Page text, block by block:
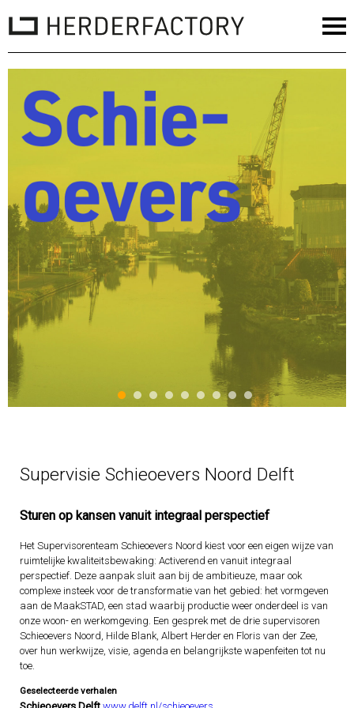
Supervisie Schieoevers Noord Delft
Sturen op kansen vanuit integraal perspectief
Het Supervisorenteam Schieoevers Noord kiest voor een eigen wijze van
ruimtelijke kwaliteitsbewaking: Activerend en vanuit integraal
perspectief. Deze aanpak sluit aan bij de ambitieuze, maar ook
complexe insteek voor de transformatie van het gebied: het vormgeven
aan de MaakSTAD, een stad waarbij productie weer onderdeel is van
onze woon- en werkomgeving. Een gesprek met de drie supervisoren
Schieoevers Noord, Hilde Blank, Albert Herder en Floris van der Zee,
over hun werkwijze, visie, agenda en belangrijkste wapenfeiten tot nu
toe.
Geselecteerde verhalen